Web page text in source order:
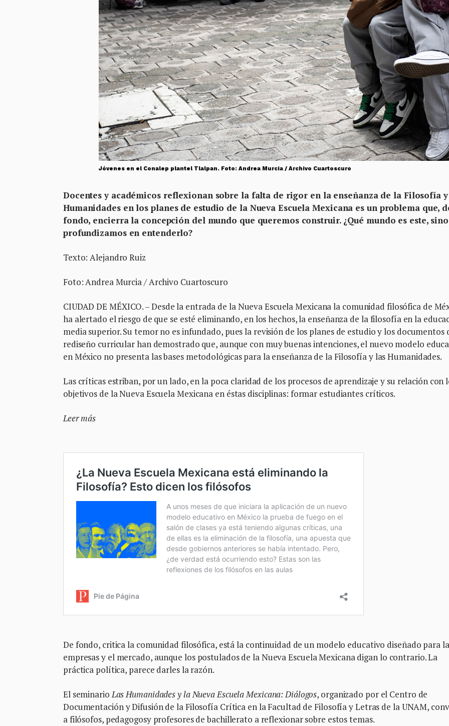
Jóvenes en el Conalep plantel Tlalpan. Foto: Andrea Murcia / Archivo Cuartoscuro
Docentes y académicos reflexionan sobre la falta de rigor en la enseñanza de la Filosofía
Humanidades en los planes de estudio de la Nueva Escuela Mexicana es un problema que,
fondo, encierra la concepción del mundo que queremos construir. ¿Qué mundo es este, sino
profundizamos en entenderlo?
Texto: Alejandro Ruiz
Foto: Andrea Murcia / Archivo Cuartoscuro
CIUDAD DE MÉXICO. – Desde la entrada de la Nueva Escuela Mexicana la comunidad filosófica de
ha alertado el riesgo de que se esté eliminando, en los hechos, la enseñanza de la filosofía en la
media superior. Su temor no es infundado, pues la revisión de los planes de estudio y los documentos
rediseño curricular han demostrado que, aunque con muy buenas intenciones, el nuevo modelo
en México no presenta las bases metodológicas para la enseñanza de la Filosofía y las Humanidades.
Las críticas estriban, por un lado, en la poca claridad de los procesos de aprendizaje y su relación con
objetivos de la Nueva Escuela Mexicana en éstas disciplinas: formar estudiantes críticos.
Leer más
De fondo, critica la comunidad filosófica, está la continuidad de un modelo educativo diseñado para
empresas y el mercado, aunque los postulados de la Nueva Escuela Mexicana digan lo contrario. La
práctica política, parece darles la razón.
El seminarioLas Humanidades y la Nueva Escuela Mexicana: Diálogos, organizado por el Centro de
Documentación y Difusión de la Filosofía Crítica en la Facultad de Filosofía y Letras de la UNAM,
a filósofos, pedagogosy profesores de bachillerato a reflexionar sobre estos temas.